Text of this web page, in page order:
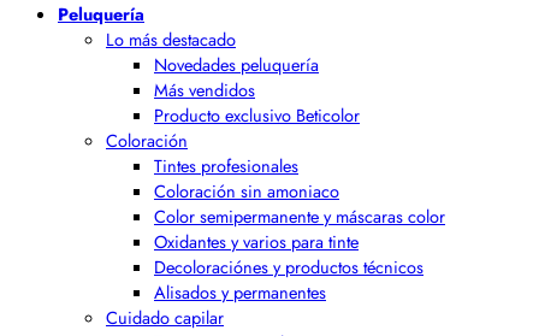
Peluquería
Lo más destacado
Novedades peluquería
Más vendidos
Producto exclusivo Beticolor
Coloración
Tintes profesionales
Coloración sin amoniaco
Color semipermanente y máscaras color
Oxidantes y varios para tinte
Decoloraciónes y productos técnicos
Alisados y permanentes
Cuidado capilar